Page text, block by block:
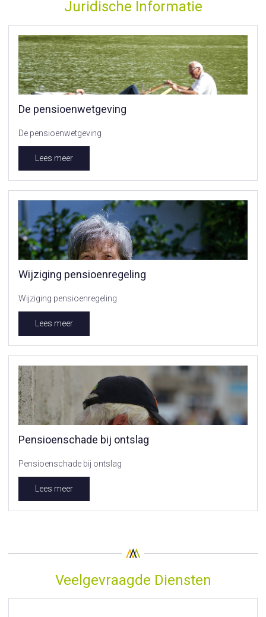
Juridische Informatie
De pensioenwetgeving
De pensioenwetgeving
Lees meer
Wijziging pensioenregeling
Wijziging pensioenregeling
Lees meer
Pensioenschade bij ontslag
Pensioenschade bij ontslag
Lees meer
Veelgevraagde Diensten